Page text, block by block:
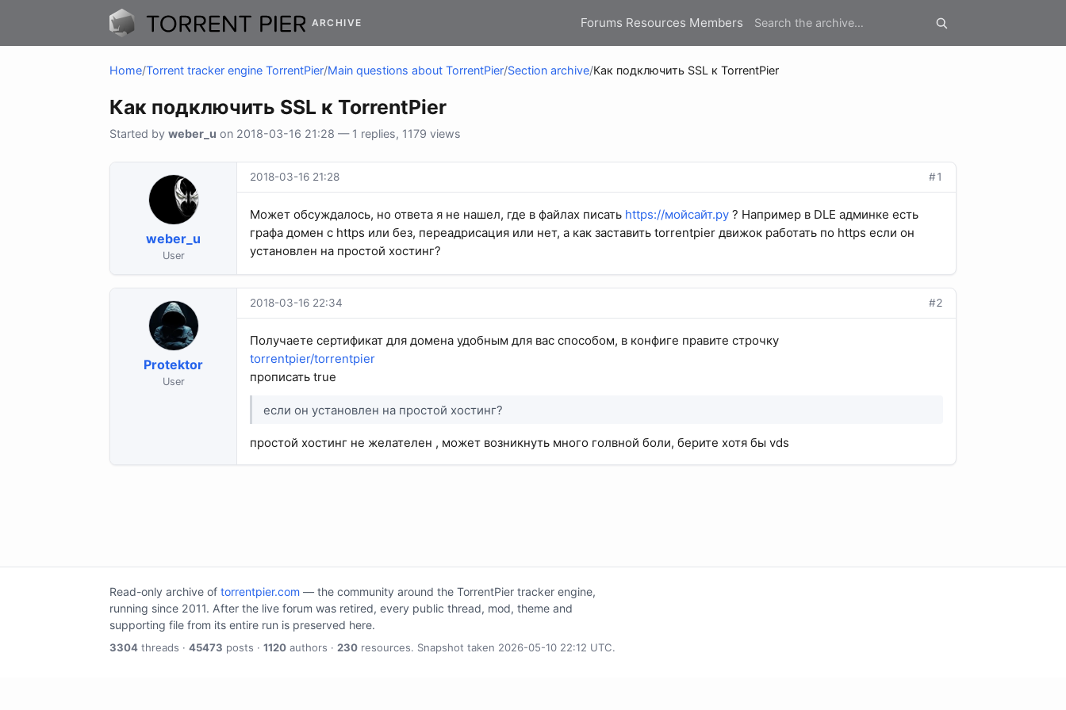
ARCHIVE Forums Resources Members
Home/Torrent tracker engine TorrentPier/Main questions about TorrentPier/Section archive/Как подключить SSL к TorrentPier
Как подключить SSL к TorrentPier
Started by weber_u on 2018-03-16 21:28 — 1 replies, 1179 views
weber_u
User
2018-03-16 21:28 #1
Может обсуждалось, но ответа я не нашел, где в файлах писать https://мойсайт.ру ? Например в DLE админке есть
графа домен с https или без, переадрисация или нет, а как заставить torrentpier движок работать по https если он
установлен на простой хостинг?
Protektor
User
2018-03-16 22:34 #2
Получаете сертификат для домена удобным для вас способом, в конфиге правите строчку
torrentpier/torrentpier
прописать true
если он установлен на простой хостинг?
простой хостинг не желателен , может возникнуть много голвной боли, берите хотя бы vds
Read-only archive of torrentpier.com — the community around the TorrentPier tracker engine,
running since 2011. After the live forum was retired, every public thread, mod, theme and
supporting file from its entire run is preserved here.
3304 threads · 45473 posts · 1120 authors · 230 resources. Snapshot taken 2026-05-10 22:12 UTC.